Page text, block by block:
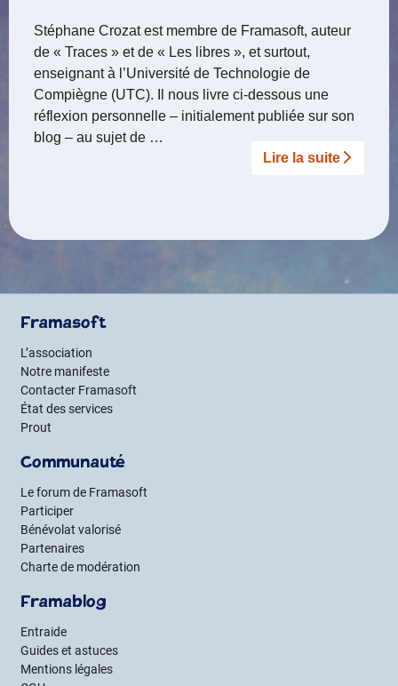
Stéphane Crozat est membre de Framasoft, auteur
de « Traces » et de « Les libres », et surtout,
enseignant à l’Université de Technologie de
Compiègne (UTC). Il nous livre ci-dessous une
réflexion personnelle – initialement publiée sur son
blog – au sujet de …
Lire la suite­­
Framasoft
L’association
Notre manifeste
Contacter Framasoft
État des services
Prout
Communauté
Le forum de Framasoft
Participer
Bénévolat valorisé
Partenaires
Charte de modération
Framablog
Entraide
Guides et astuces
Mentions légales